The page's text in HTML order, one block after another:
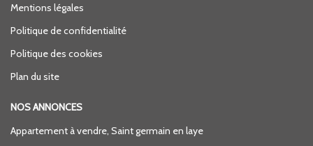
Mentions légales
Politique de confidentialité
Politique des cookies
Plan du site
NOS ANNONCES
Appartement à vendre, Saint germain en laye